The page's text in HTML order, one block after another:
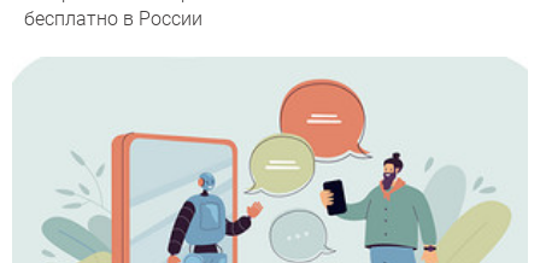
бесплатно в России